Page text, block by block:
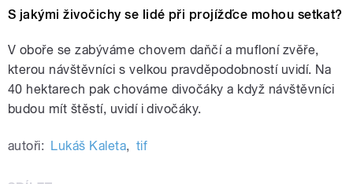
S jakými živočichy se lidé při projížďce mohou setkat?
V oboře se zabýváme chovem daňčí a mufloní zvěře,
kterou návštěvníci s velkou pravděpodobností uvidí. Na
40 hektarech pak chováme divočáky a když návštěvníci
budou mít štěstí, uvidí i divočáky.
autoři: Lukáš Kaleta, tif